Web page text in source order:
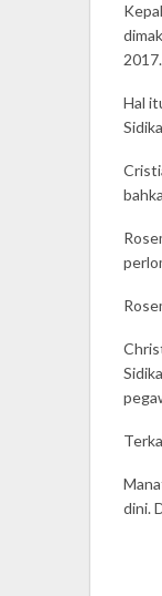
Hal
dini.